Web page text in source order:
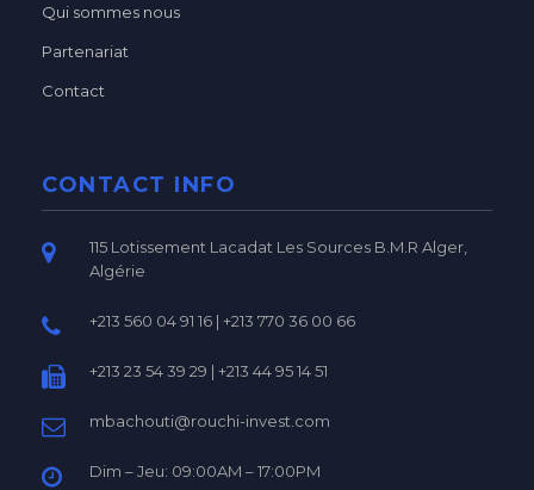
Qui sommes nous
Partenariat
Contact
CONTACT INFO
115 Lotissement Lacadat Les Sources B.M.R Alger,
Algérie
+213 560 04 91 16 | +213 770 36 00 66
+213 23 54 39 29 | +213 44 95 14 51
mbachouti@rouchi-invest.com
Dim – Jeu: 09:00AM – 17:00PM